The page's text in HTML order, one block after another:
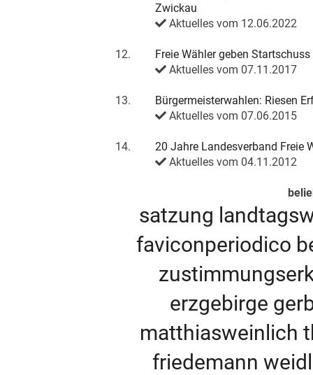
Zwickau
Aktuelles vom 12.06.2022
12.
Freie Wähler geben
Aktuelles vom 07.11.2017
13.
Bürgermeisterwahlen: Riesen
Aktuelles vom 07.06.2015
14.
20 Jahre Landesverband Freie
Aktuelles vom 04.11.2012
satzung
faviconperiodico
erzgebirge
matthiasweinlich
friedemann